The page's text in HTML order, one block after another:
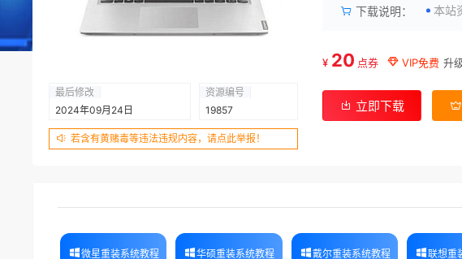
最后修改
2024年09月24日
资源编号
19857
若含有黄赌毒等违法违规内容，请点此举报！
下载说明： 本站
¥ 20 点券 VIP免费 升
立即下载
微星重装系统教程 华硕重装系统教程 戴尔重装系统教程 联想重